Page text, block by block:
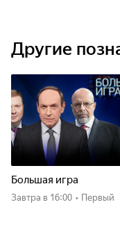
Другие
Большая игра
Завтра в 16:00 • Первый